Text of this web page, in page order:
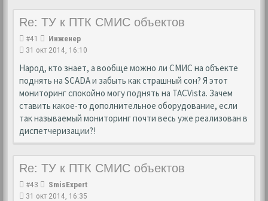
Re: ТУ к ПТК СМИС объектов
#41
Инженер
31 окт 2014, 16:10
Народ, кто знает, а вообще можно ли СМИС на объекте
поднять на SCADA и забыть как страшный сон? Я этот
мониторинг спокойно могу поднять на TACVista. Зачем
ставить какое-то дополнительное оборудование, если
так называемый мониторинг почти весь уже реализован в
диспетчеризации?!
Re: ТУ к ПТК СМИС объектов
#43
SmisExpert
31 окт 2014, 16:35